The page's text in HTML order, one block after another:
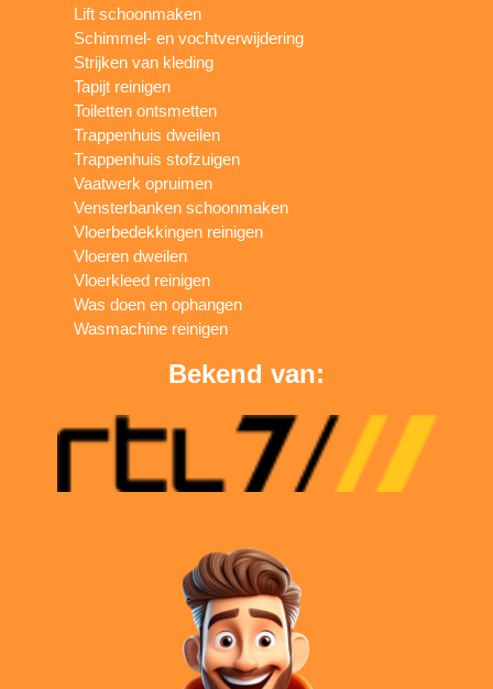
Lift schoonmaken
Schimmel- en vochtverwijdering
Strijken van kleding
Tapijt reinigen
Toiletten ontsmetten
Trappenhuis dweilen
Trappenhuis stofzuigen
Vaatwerk opruimen
Vensterbanken schoonmaken
Vloerbedekkingen reinigen
Vloeren dweilen
Vloerkleed reinigen
Was doen en ophangen
Wasmachine reinigen
Bekend van: